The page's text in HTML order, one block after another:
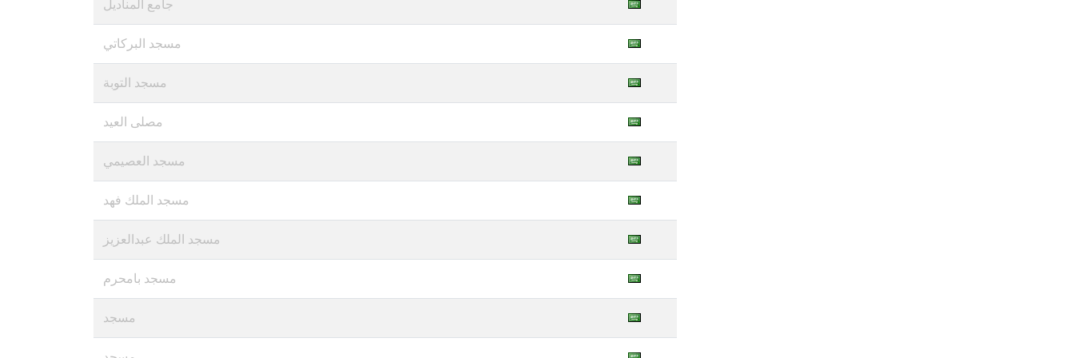
جامع المناديل
مسجد البركاتي
مسجد التوبة
مصلى العيد
مسجد العصيمي
مسجد الملك فهد
مسجد الملك عبدالعزيز
مسجد بامحرم
مسجد